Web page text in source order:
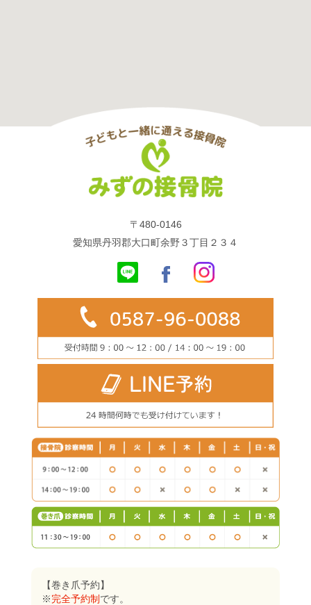
〒480-0146
愛知県丹羽郡大口町余野３丁目２３４
【巻き爪予約】
※完全予約制 です。